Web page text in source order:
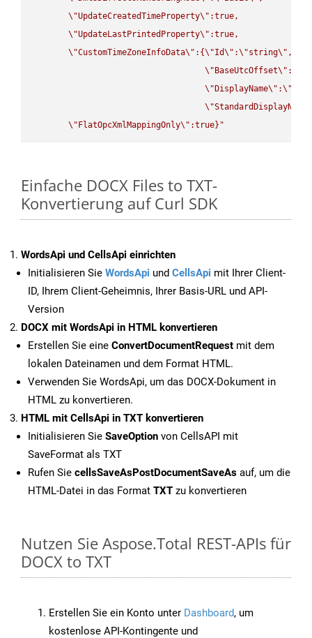
\"UpdateCreatedTimeProperty\" :true,
\"UpdateLastPrintedProperty\" :true,
\"CustomTimeZoneInfoData\" :{\"Id\" :\"string\" ,
\" BaseUtcOffset\" :
\" DisplayName\" :\"
\"StandardDisplayName
\" FlatOpcXmlMappingOnly\" :true}"
Einfache DOCX Files to TXT-
Konvertierung auf Curl SDK
WordsApi und CellsApi einrichten
Initialisieren Sie WordsApi und CellsApi mit Ihrer Client-
ID, Ihrem Client-Geheimnis, Ihrer Basis-URL und API-
Version
DOCX mit WordsApi in HTML konvertieren
Erstellen Sie eine ConvertDocumentRequest mit dem
lokalen Dateinamen und dem Format HTML.
Verwenden Sie WordsApi, um das DOCX-Dokument in
HTML zu konvertieren.
HTML mit CellsApi in TXT konvertieren
Initialisieren Sie SaveOption von CellsAPI mit
SaveFormat als TXT
Rufen Sie cellsSaveAsPostDocumentSaveAs auf, um die
HTML-Datei in das Format TXT zu konvertieren
Nutzen Sie Aspose.Total REST-APIs für
DOCX to TXT
Erstellen Sie ein Konto unter Dashboard, um
kostenlose API-Kontingente und